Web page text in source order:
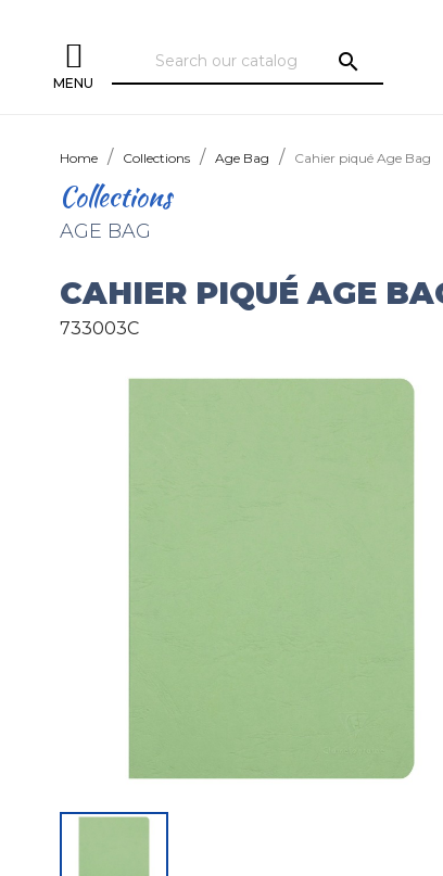
MENU
search
Home Collections Age Bag Cahier piqué Age Bag
Collections
AGE BAG
CAHIER PIQUÉ AGE
733003C